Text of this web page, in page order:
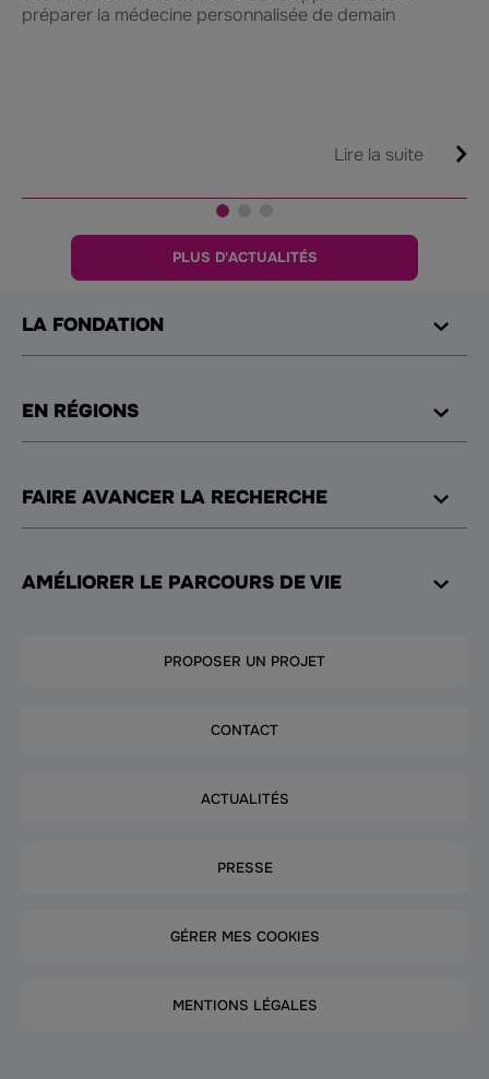
préparer la médecine personnalisée de demain
Lire la suite
PLUS D'ACTUALITÉS
LA FONDATION
EN RÉGIONS
FAIRE AVANCER LA RECHERCHE
AMÉLIORER LE PARCOURS DE VIE
PROPOSER UN PROJET
CONTACT
ACTUALITÉS
PRESSE
GÉRER MES COOKIES
MENTIONS LÉGALES